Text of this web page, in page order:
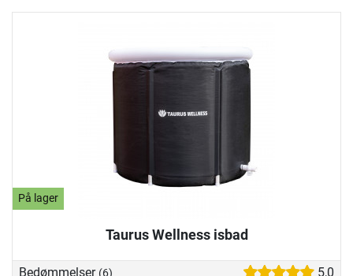
På lager
Taurus Wellness isbad
Bedømmelser (6) 5,0